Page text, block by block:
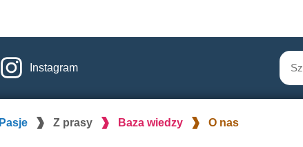
Instagram
Pasje Z prasy Baza wiedzy O nas